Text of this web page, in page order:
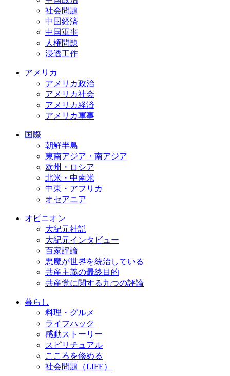
社会問題
中国経済
中国軍事
人権問題
浸透工作
アメリカ
アメリカ政治
アメリカ社会
アメリカ経済
アメリカ軍事
国際
朝鮮半島
東南アジア・南アジア
欧州・ロシア
北米・中南米
中東・アフリカ
オセアニア
オピニオン
大紀元社説
大紀元インタビュー
百家評論
悪魔が世界を統治している
共産主義の最終目的
共産党に関する九つの評論
暮らし
料理・グルメ
ライフハック
感動ストーリー
スピリチュアル
こころを修める
社会問題（LIFE）